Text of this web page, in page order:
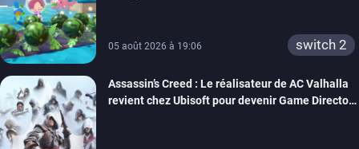
05 août 2026 à 19:06 switch 2
Assassin’s Creed : Le réalisateur de AC Valhalla
revient chez Ubisoft pour devenir Game Director